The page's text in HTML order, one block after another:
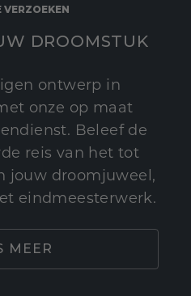
VERZOEKEN
DROOMSTUK
ontwerp in
onze op maat
Beleef de
reis van het tot
jouw droomjuweel,
eindmeesterwerk.
MEER